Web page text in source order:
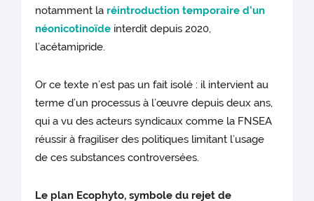
notamment la réintroduction temporaire d’un
néonicotinoïde interdit depuis 2020,
l’acétamipride.
Or ce texte n’est pas un fait isolé : il intervient au
terme d’un processus à l’œuvre depuis deux ans,
qui a vu des acteurs syndicaux comme la FNSEA
réussir à fragiliser des politiques limitant l’usage
de ces substances controversées.
Le plan Ecophyto, symbole du rejet de